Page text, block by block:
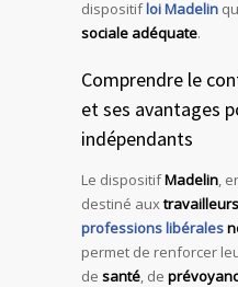
dispositifloi Madelin
sociale adéquate.
Comprendre le
et ses avantages
indépendants
Le dispositifMadelin,
destiné aux
professions libérales
permet de renforcer
de santé, de